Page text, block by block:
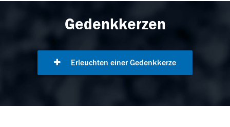
Gedenkkerzen
Erleuchten einer Gedenkkerze